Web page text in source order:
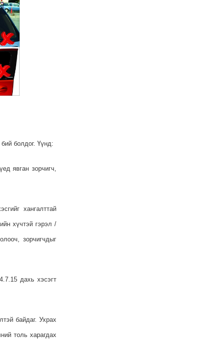
болдог. Үүнд:
явган зорчигч,
хангалттай
хүчтэй гэрэл /
зорчигчдыг
дахь хэсэгт
байдаг. Ухрах
толь харагдах